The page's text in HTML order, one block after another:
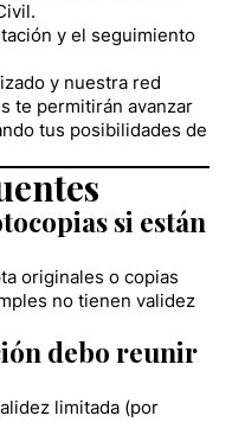
y el seguimiento
y nuestra red
te permitirán avanzar
tus posibilidades de
si están
originales o copias
no tienen validez
debo reunir
limitada (por